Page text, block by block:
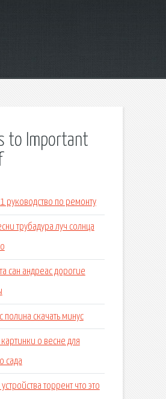
to Important
руководство по ремонту
трубадура луч солнца
сан андреас дорогие
полина скачать минус
картинки о весне для
сада
устройства торрент что это